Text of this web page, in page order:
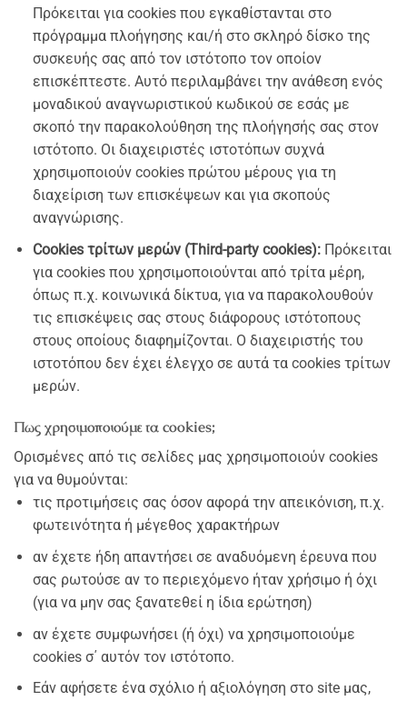
Πρόκειται για cookies που εγκαθίστανται στο
πρόγραμμα πλοήγησης και/ή στο σκληρό δίσκο της
συσκευής σας από τον ιστότοπο τον οποίον
επισκέπτεστε. Αυτό περιλαμβάνει την ανάθεση ενός
μοναδικού αναγνωριστικού κωδικού σε εσάς με
σκοπό την παρακολούθηση της πλοήγησής σας στον
ιστότοπο. Οι διαχειριστές ιστοτόπων συχνά
χρησιμοποιούν cookies πρώτου μέρους για τη
διαχείριση των επισκέψεων και για σκοπούς
αναγνώρισης.
Cookies τρίτων μερών (Third-party cookies):Πρόκειται
για cookies που χρησιμοποιούνται από τρίτα μέρη,
όπως π.χ. κοινωνικά δίκτυα, για να παρακολουθούν
τις επισκέψεις σας στους διάφορους ιστότοπους
στους οποίους διαφημίζονται. Ο διαχειριστής του
ιστοτόπου δεν έχει έλεγχο σε αυτά τα cookies τρίτων
μερών.
Πως χρησιμοποιούμε τα cookies;
Ορισμένες από τις σελίδες μας χρησιμοποιούν cookies
για να θυμούνται:
τις προτιμήσεις σας όσον αφορά την απεικόνιση, π.χ.
φωτεινότητα ή μέγεθος χαρακτήρων
αν έχετε ήδη απαντήσει σε αναδυόμενη έρευνα που
σας ρωτούσε αν το περιεχόμενο ήταν χρήσιμο ή όχι
(για να μην σας ξανατεθεί η ίδια ερώτηση)
αν έχετε συμφωνήσει (ή όχι) να χρησιμοποιούμε
cookies σ΄ αυτόν τον ιστότοπο.
Εάν αφήσετε ένα σχόλιο ή αξιολόγηση στο site μας,